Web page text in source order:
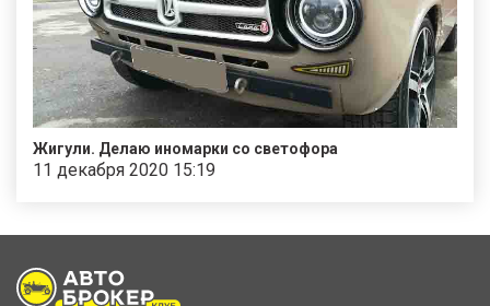
Жигули. Делаю иномарки со светофора
11 декабря 2020 15:19